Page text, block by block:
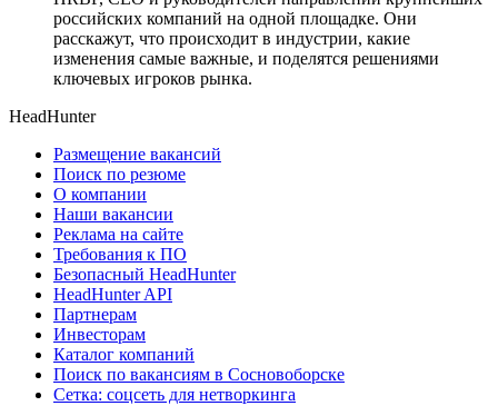
российских компаний на одной площадке. Они
расскажут, что происходит в индустрии, какие
изменения самые важные, и поделятся решениями
ключевых игроков рынка.
HeadHunter
Размещение вакансий
Поиск по резюме
О компании
Наши вакансии
Реклама на сайте
Требования к ПО
Безопасный HeadHunter
HeadHunter API
Партнерам
Инвесторам
Каталог компаний
Поиск по вакансиям в Сосновоборске
Сетка: соцсеть для нетворкинга